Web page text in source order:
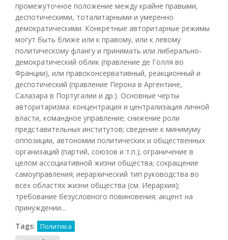
промежуточное положение между крайне правыми,
деспотическими, тоталитарными и умеренно
демократическими. Конкретные авторитарные режимы
могут быть ближе или к правому, или к левому
политическому флангу и принимать или либерально-
демократический облик (правление де Голля во
Франции), или правоконсервативный, реакционный и
деспотический (правление Перона в Аргентине,
Салазара в Португалии и др.). Основные черты
авторитаризма: концентрация и централизация личной
власти, командное управление; снижение роли
представительных институтов; сведение к минимуму
оппозиции, автономии политических и общественных
организаций (партий, союзов и т.п.); ограничение в
целом ассоциативной жизни общества; сокращение
самоуправления; иерархический тип руководства во
всех областях жизни общества (см. Иерархия);
требование безусловного повиновения; акцент на
принуждении...
Tags:
Политика